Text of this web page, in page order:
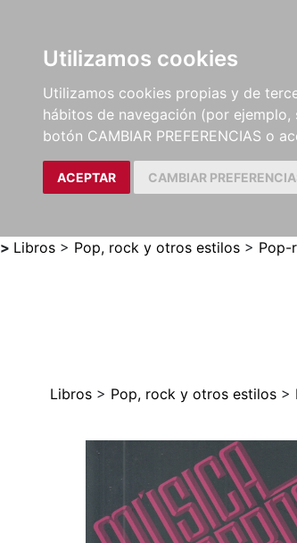
Utilizamos cookies
Utilizamos cookies propias y de
hábitos de navegación (por
botón CAMBIAR PREFERENCIAS o
ACEPTAR CAMBIAR
LIBROS
MÉTODOS Y
EJERCICIOS
> Libros > Pop, rock y otros estilos > Pop-
Libros > Pop, rock y otros estilos >